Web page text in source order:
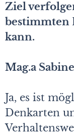
Ziel
bestimmten
kann.
Mag.a
Ja, es ist
Denkarten